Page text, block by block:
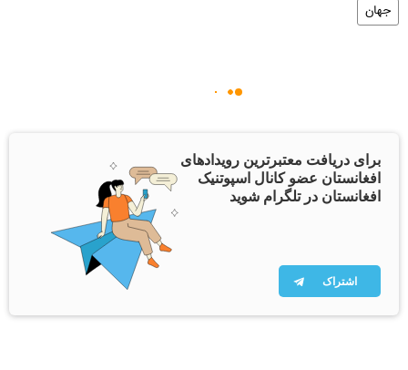
جهان
برای دریافت معتبرترین رویدادهای
افغانستان عضو کانال اسپوتنیک
افغانستان در تلگرام شوید
اشتراک